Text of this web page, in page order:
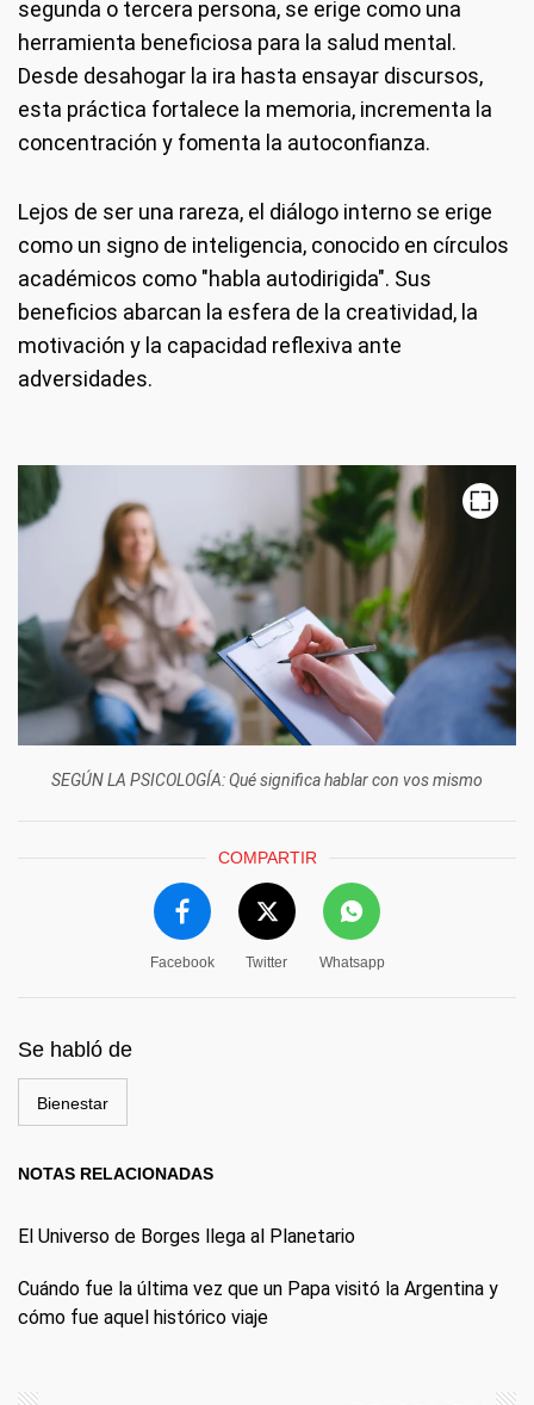
segunda o tercera persona, se erige como una
herramienta beneficiosa para la salud mental.
Desde desahogar la ira hasta ensayar discursos,
esta práctica fortalece la memoria, incrementa la
concentración y fomenta la autoconfianza.
Lejos de ser una rareza, el diálogo interno se erige
como un signo de inteligencia, conocido en círculos
académicos como "habla autodirigida". Sus
beneficios abarcan la esfera de la creatividad, la
motivación y la capacidad reflexiva ante
adversidades.
SEGÚN LA PSICOLOGÍA: Qué significa hablar con vos mismo
COMPARTIR
Facebook Twitter Whatsapp
Se habló de
Bienestar
NOTAS RELACIONADAS
El Universo de Borges llega al Planetario
Cuándo fue la última vez que un Papa visitó la Argentina y
cómo fue aquel histórico viaje